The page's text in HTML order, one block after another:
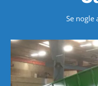
Se nogle